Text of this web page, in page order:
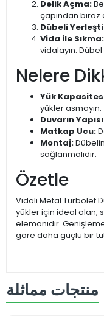
Delik Açma:
çapından biraz
Dübeli
Vida ile Sıkma:
vidalayın.
Nelere
Yük
yükler asmayın.
Duvarın
Matkap Ucu:
Montaj:
sağlanmalıdır.
Özetle
Vidalı Metal Turbolet
yükler için ideal olan,
elemanıdır.
göre daha güçlü bir
منتجات مماثلة